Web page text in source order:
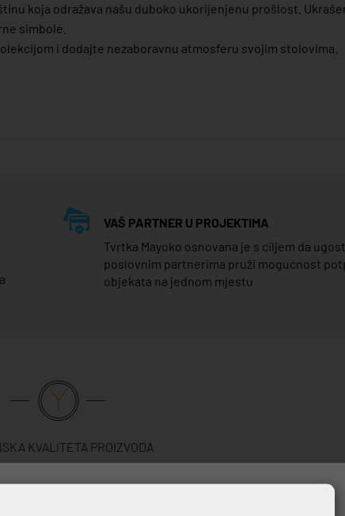
koja odražava našu duboko ukorijenjenu prošlost.
simbole.
i dodajte nezaboravnu atmosferu svojim stolovima.
VAŠ PARTNER U PROJEKTIMA
Tvrtka Mayoko osnovana je s ciljem da
poslovnim partnerima pruži mogućnost
objekata na jednom mjestu
KVALITETA PROIZVODA